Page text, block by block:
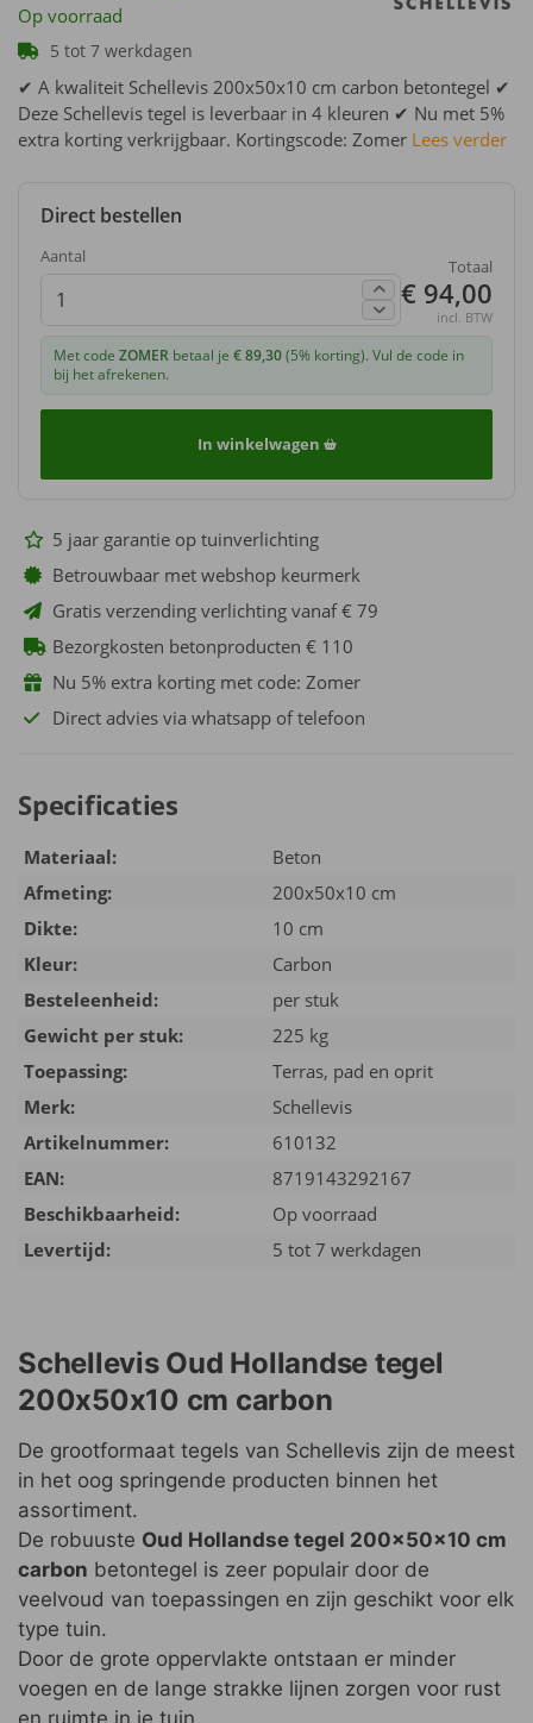
Op voorraad
5 tot 7 werkdagen
✔ A kwaliteit Schellevis 200x50x10 cm carbon betontegel ✔
Deze Schellevis tegel is leverbaar in 4 kleuren ✔ Nu met 5%
extra korting verkrijgbaar. Kortingscode: Zomer Lees verder
Direct bestellen
Aantal Totaal
€ 94,00
incl. BTW
Met code ZOMER betaal je € 89,30(5% korting). Vul de code in
bij het afrekenen.
In winkelwagen
5 jaar garantie op tuinverlichting
Betrouwbaar met webshop keurmerk
Gratis verzending verlichting vanaf € 79
Bezorgkosten betonproducten € 110
Nu 5% extra korting met code: Zomer
Direct advies via whatsapp of telefoon
Specificaties
Materiaal:
Beton
Afmeting:
200x50x10 cm
Dikte:
10 cm
Kleur:
Carbon
Besteleenheid:
per stuk
Gewicht per stuk:
225 kg
Toepassing:
Terras, pad en oprit
Merk:
Schellevis
Artikelnummer:
610132
EAN:
8719143292167
Beschikbaarheid:
Op voorraad
Levertijd:
5 tot 7 werkdagen
Schellevis Oud Hollandse tegel
200x50x10 cm carbon
De grootformaat tegels van Schellevis zijn de meest
in het oog springende producten binnen het
assortiment.
De robuuste Oud Hollandse tegel 200x50x10 cm
carbon betontegel is zeer populair door de
veelvoud van toepassingen en zijn geschikt voor elk
type tuin.
Door de grote oppervlakte ontstaan er minder
voegen en de lange strakke lijnen zorgen voor rust
en ruimte in je tuin.